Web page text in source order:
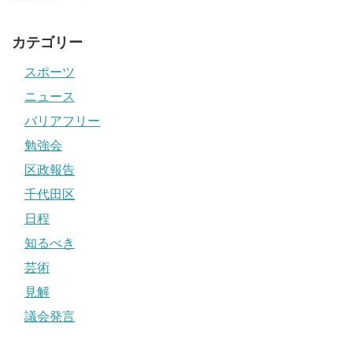
カテゴリー
スポーツ
ニュース
バリアフリー
勉強会
区政報告
千代田区
日程
知るべき
芸術
見解
議会発言